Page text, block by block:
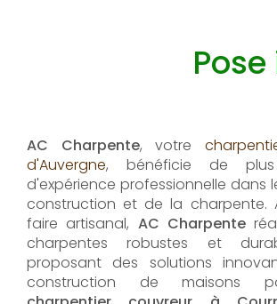
AC Charpente, votre
d'Auvergne, bénéficie de
d'expérience professionnelle dans
construction et de la charpente.
faire artisanal, AC Charpente
charpentes robustes et
proposant des solutions
construction de maisons